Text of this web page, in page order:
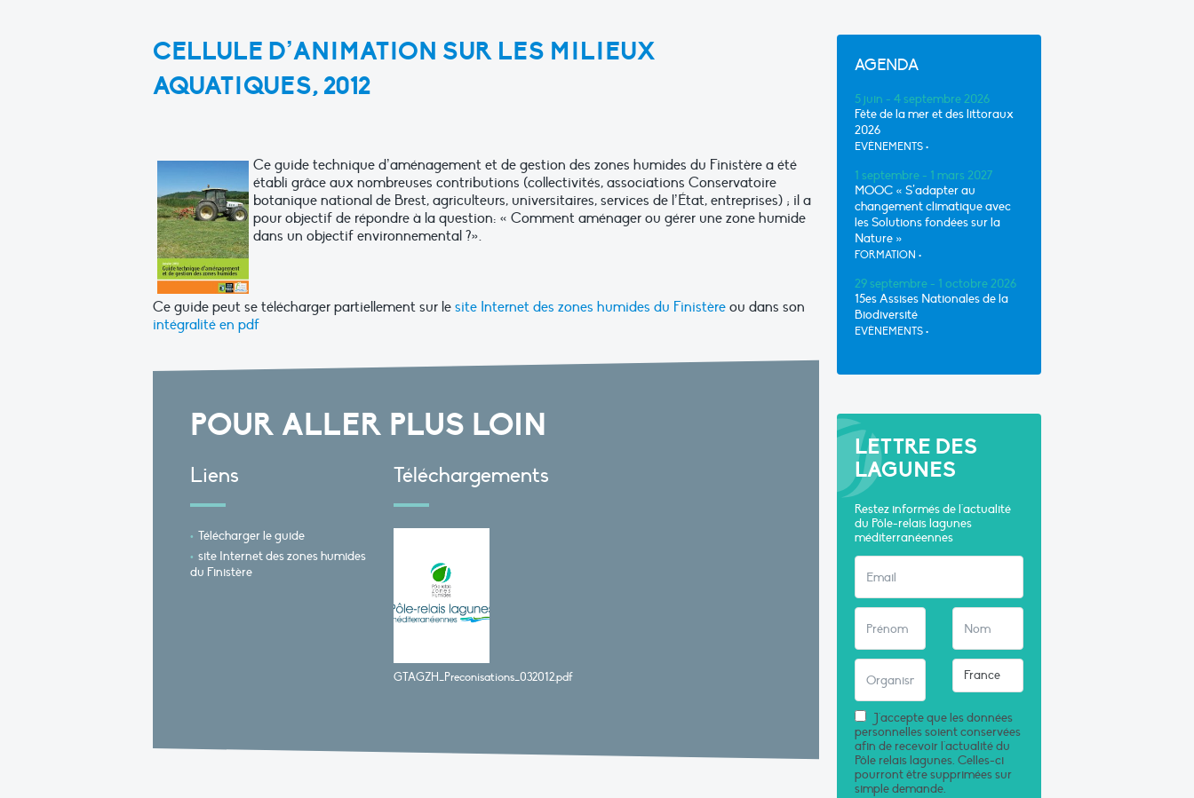
CELLULE D’ANIMATION SUR LES MILIEUX
AQUATIQUES, 2012
Ce guide technique d’aménagement et de gestion des zones humides du Finistère a été
établi grâce aux nombreuses contributions (collectivités, associations Conservatoire
botanique national de Brest, agriculteurs, universitaires, services de l’État, entreprises) ; il a
pour objectif de répondre à la question: « Comment aménager ou gérer une zone humide
dans un objectif environnemental ?».
Ce guide peut se télécharger partiellement sur le site Internet des zones humides du Finistère ou dans son
intégralité en pdf
POUR ALLER PLUS LOIN
Liens
Télécharger le guide
site Internet des zones humides
du Finistère
Téléchargements
GTAGZH_Preconisations_032012.pdf
AGENDA
5 juin - 4 septembre 2026
Fête de la mer et des littoraux
2026
EVÈNEMENTS •
1 septembre - 1 mars 2027
MOOC « S’adapter au
changement climatique avec
les Solutions fondées sur la
Nature »
FORMATION •
29 septembre - 1 octobre 2026
15es Assises Nationales de la
Biodiversité
EVÈNEMENTS •
LETTRE DES
LAGUNES
Restez informés de l'actualité
du Pôle-relais lagunes
méditerranéennes
J'accepte que les données
personnelles soient conservées
afin de recevoir l'actualité du
Pôle relais lagunes. Celles-ci
pourront être supprimées sur
simple demande.